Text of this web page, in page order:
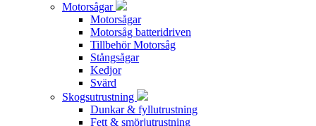
Motorsågar
Motorsågar
Motorsåg batteridriven
Tillbehör Motorsåg
Stångsågar
Kedjor
Svärd
Skogsutrustning
Dunkar & fyllutrustning
Fett & smörjutrustning